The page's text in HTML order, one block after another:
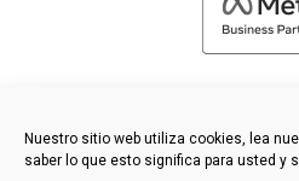
Nuestro sitio web utiliza cookies, lea
saber lo que esto significa para usted y